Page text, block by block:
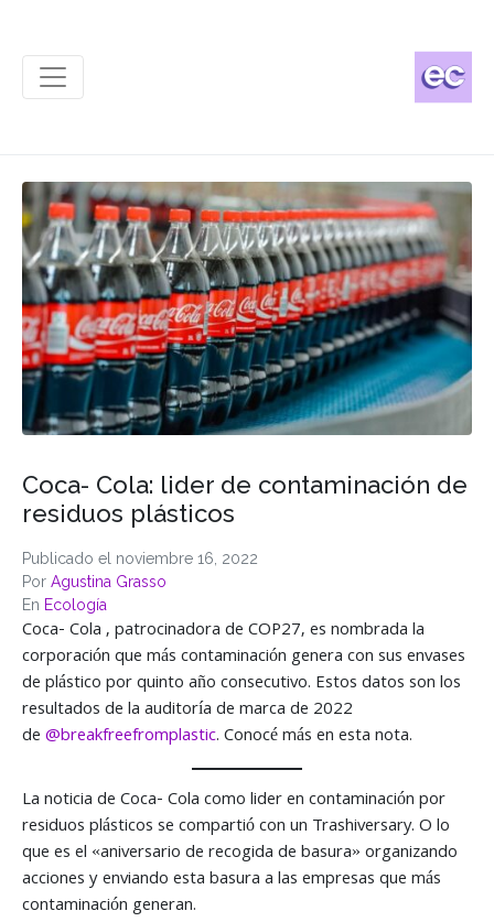
Publicado el noviembre 16, 2022
Por Agustina Grasso
En Ecología
Coca- Cola: lider de contaminación de
residuos plásticos
Coca- Cola , patrocinadora de COP27, es nombrada la
corporación que más contaminación genera con sus envases
de plástico por quinto año consecutivo. Estos datos son los
resultados de la auditoría de marca de 2022
de@breakfreefromplastic. Conocé más en esta nota.
La noticia de Coca- Cola como lider en contaminación por
residuos plásticos se compartió con un Trashiversary. O lo
que es el «aniversario de recogida de basura» organizando
acciones y enviando esta basura a las empresas que más
contaminación generan.